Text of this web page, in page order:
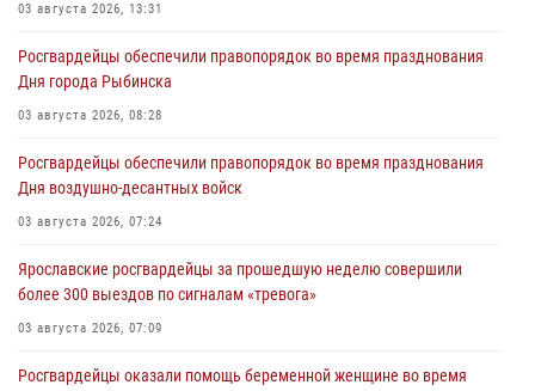
03 августа 2026, 13:31
Росгвардейцы обеспечили правопорядок во время празднования
Дня города Рыбинска
03 августа 2026, 08:28
Росгвардейцы обеспечили правопорядок во время празднования
Дня воздушно-десантных войск
03 августа 2026, 07:24
Ярославские росгвардейцы за прошедшую неделю совершили
более 300 выездов по сигналам «тревога»
03 августа 2026, 07:09
Росгвардейцы оказали помощь беременной женщине во время